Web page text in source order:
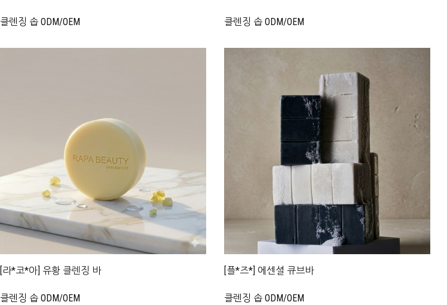
클렌징 솝 ODM/OEM 클렌징 솝 ODM/OEM
[라*코*아] 유황 클렌징 바
클렌징 솝 ODM/OEM
[플*즈*] 에센셜 큐브바
클렌징 솝 ODM/OEM